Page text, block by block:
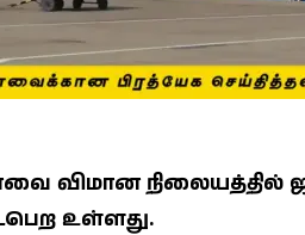
நிலையத்தில் ஜூன்
உள்ளது.